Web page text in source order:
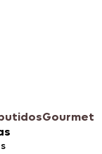
Gourmet